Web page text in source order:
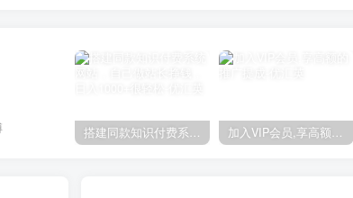
搭建同款知识付费系统网站，自己做站长挣钱，日入1000+很轻松 加入VIP会员,享高额的推广提成